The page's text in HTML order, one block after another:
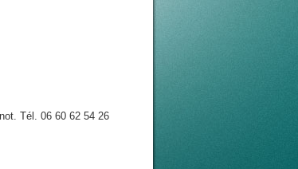
Tél. 06 60 62 54 26